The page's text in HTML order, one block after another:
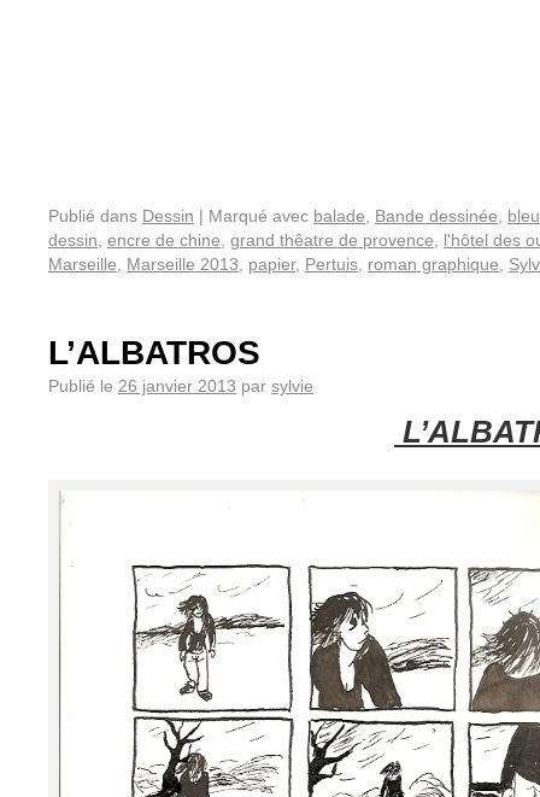
Publié dans Dessin | Marqué avec balade Bande dessinée
bleu
dessin encre de chine grand thêatre de provence
l'hôtel des
Marseille
Marseille 2013 papier, Pertuis roman graphique
L’ALBATROS
Publié le 26 janvier 2013 par sylvie